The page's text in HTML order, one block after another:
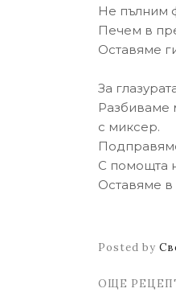
Не пълним
Печем в
Оставяме
За
Разбиваме
с миксер.
С помощта
Оставяме в
Posted by
ОЩЕ